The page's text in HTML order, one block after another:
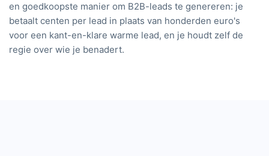
en goedkoopste manier om B2B-leads te genereren: je
betaalt centen per lead in plaats van honderden euro's
voor een kant-en-klare warme lead, en je houdt zelf de
regie over wie je benadert.